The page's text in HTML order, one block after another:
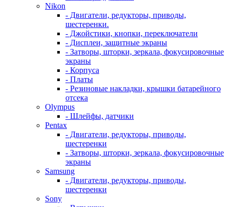
Nikon
- Двигатели, редукторы, приводы,
шестеренки.
- Джойстики, кнопки, переключатели
- Дисплеи, защитные экраны
- Затворы, шторки, зеркала, фокусировочные
экраны
- Корпуса
- Платы
- Резиновые накладки, крышки батарейного
отсека
Olympus
- Шлейфы, датчики
Pentax
- Двигатели, редукторы, приводы,
шестеренки
- Затворы, шторки, зеркала, фокусировочные
экраны
Samsung
- Двигатели, редукторы, приводы,
шестеренки
Sony